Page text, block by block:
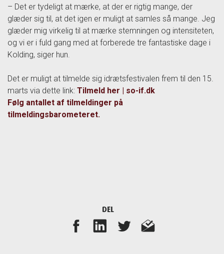
– Det er tydeligt at mærke, at der er rigtig mange, der
glæder sig til, at det igen er muligt at samles så mange. Jeg
glæder mig virkelig til at mærke stemningen og intensiteten,
og vi er i fuld gang med at forberede tre fantastiske dage i
Kolding, siger hun.
Det er muligt at tilmelde sig idrætsfestivalen frem til den 15.
marts via dette link: Tilmeld her | so-if.dk
Følg antallet af tilmeldinger på
tilmeldingsbarometeret.
DEL